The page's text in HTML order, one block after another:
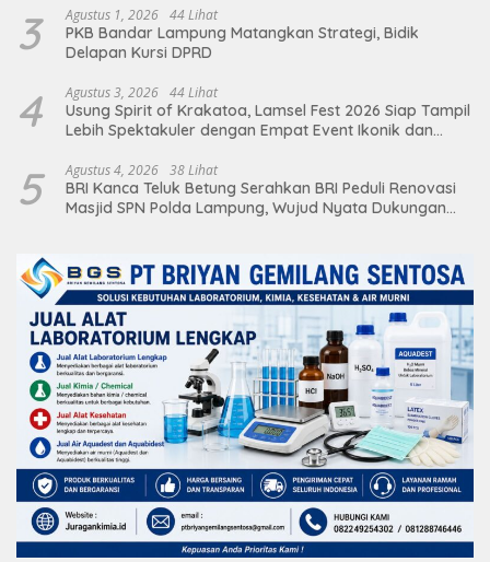
3 Agustus 1, 2026 44 Lihat
PKB Bandar Lampung Matangkan Strategi, Bidik
Delapan Kursi DPRD
4 Agustus 3, 2026 44 Lihat
Usung Spirit of Krakatoa, Lamsel Fest 2026 Siap Tampil
Lebih Spektakuler dengan Empat Event Ikonik dan
5 Agustus 4, 2026 38 Lihat
BRI Kanca Teluk Betung Serahkan BRI Peduli Renovasi
Masjid SPN Polda Lampung, Wujud Nyata Dukungan